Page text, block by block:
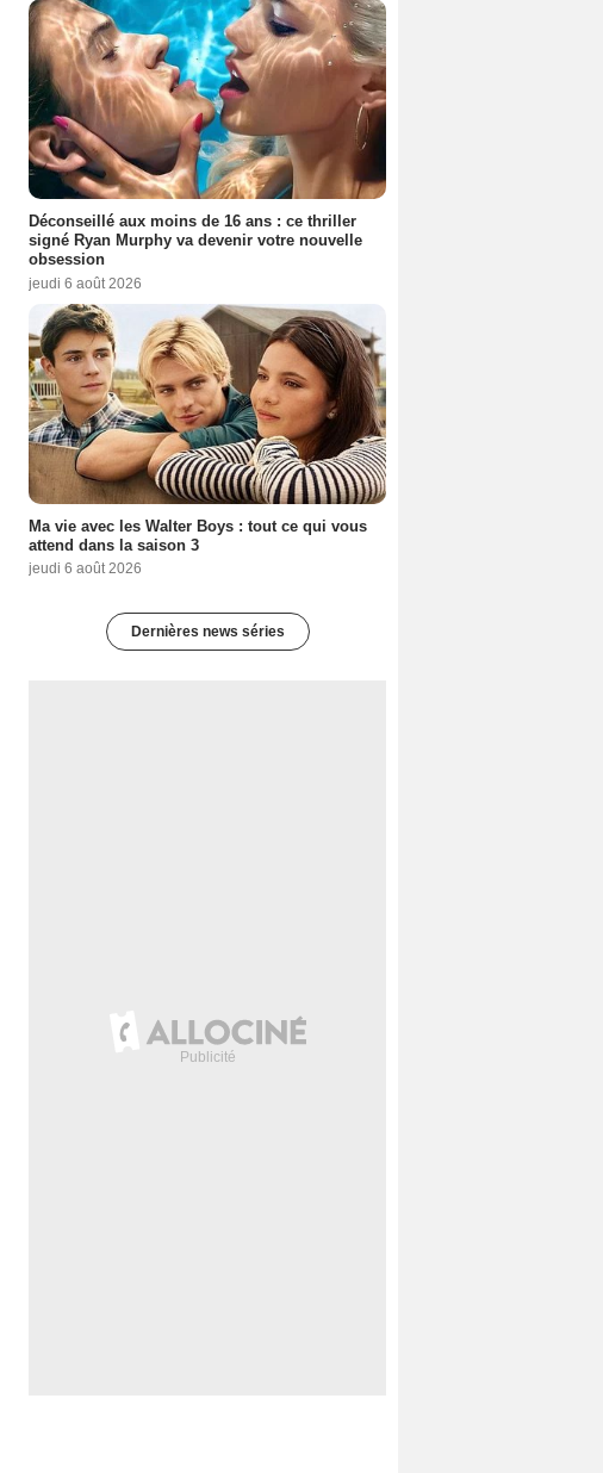
Déconseillé aux moins de 16 ans : ce thriller
signé Ryan Murphy va devenir votre nouvelle
obsession
jeudi 6 août 2026
Ma vie avec les Walter Boys : tout ce qui vous
attend dans la saison 3
jeudi 6 août 2026
Dernières news séries